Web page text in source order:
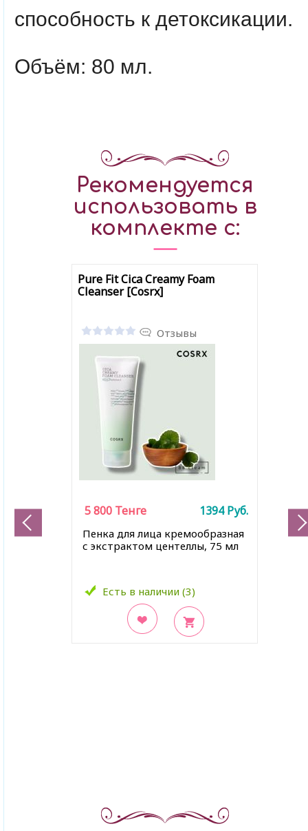
способность к детоксикации.
Объём: 80 мл.
Рекомендуется
использовать в
комплекте с:
Pure Fit Cica Creamy Foam
Cleanser [Cosrx]
Отзывы
Пенка для лица кремообразная
с экстрактом центеллы, 75 мл
Есть в наличии (3)
5 800 Тенге 1394Руб.